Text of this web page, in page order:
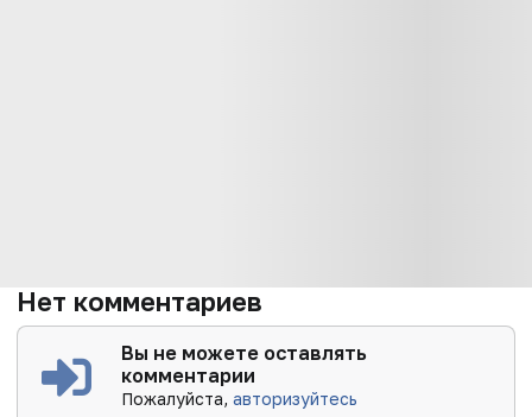
Нет комментариев
Вы не можете оставлять
комментарии
Пожалуйста,авторизуйтесь